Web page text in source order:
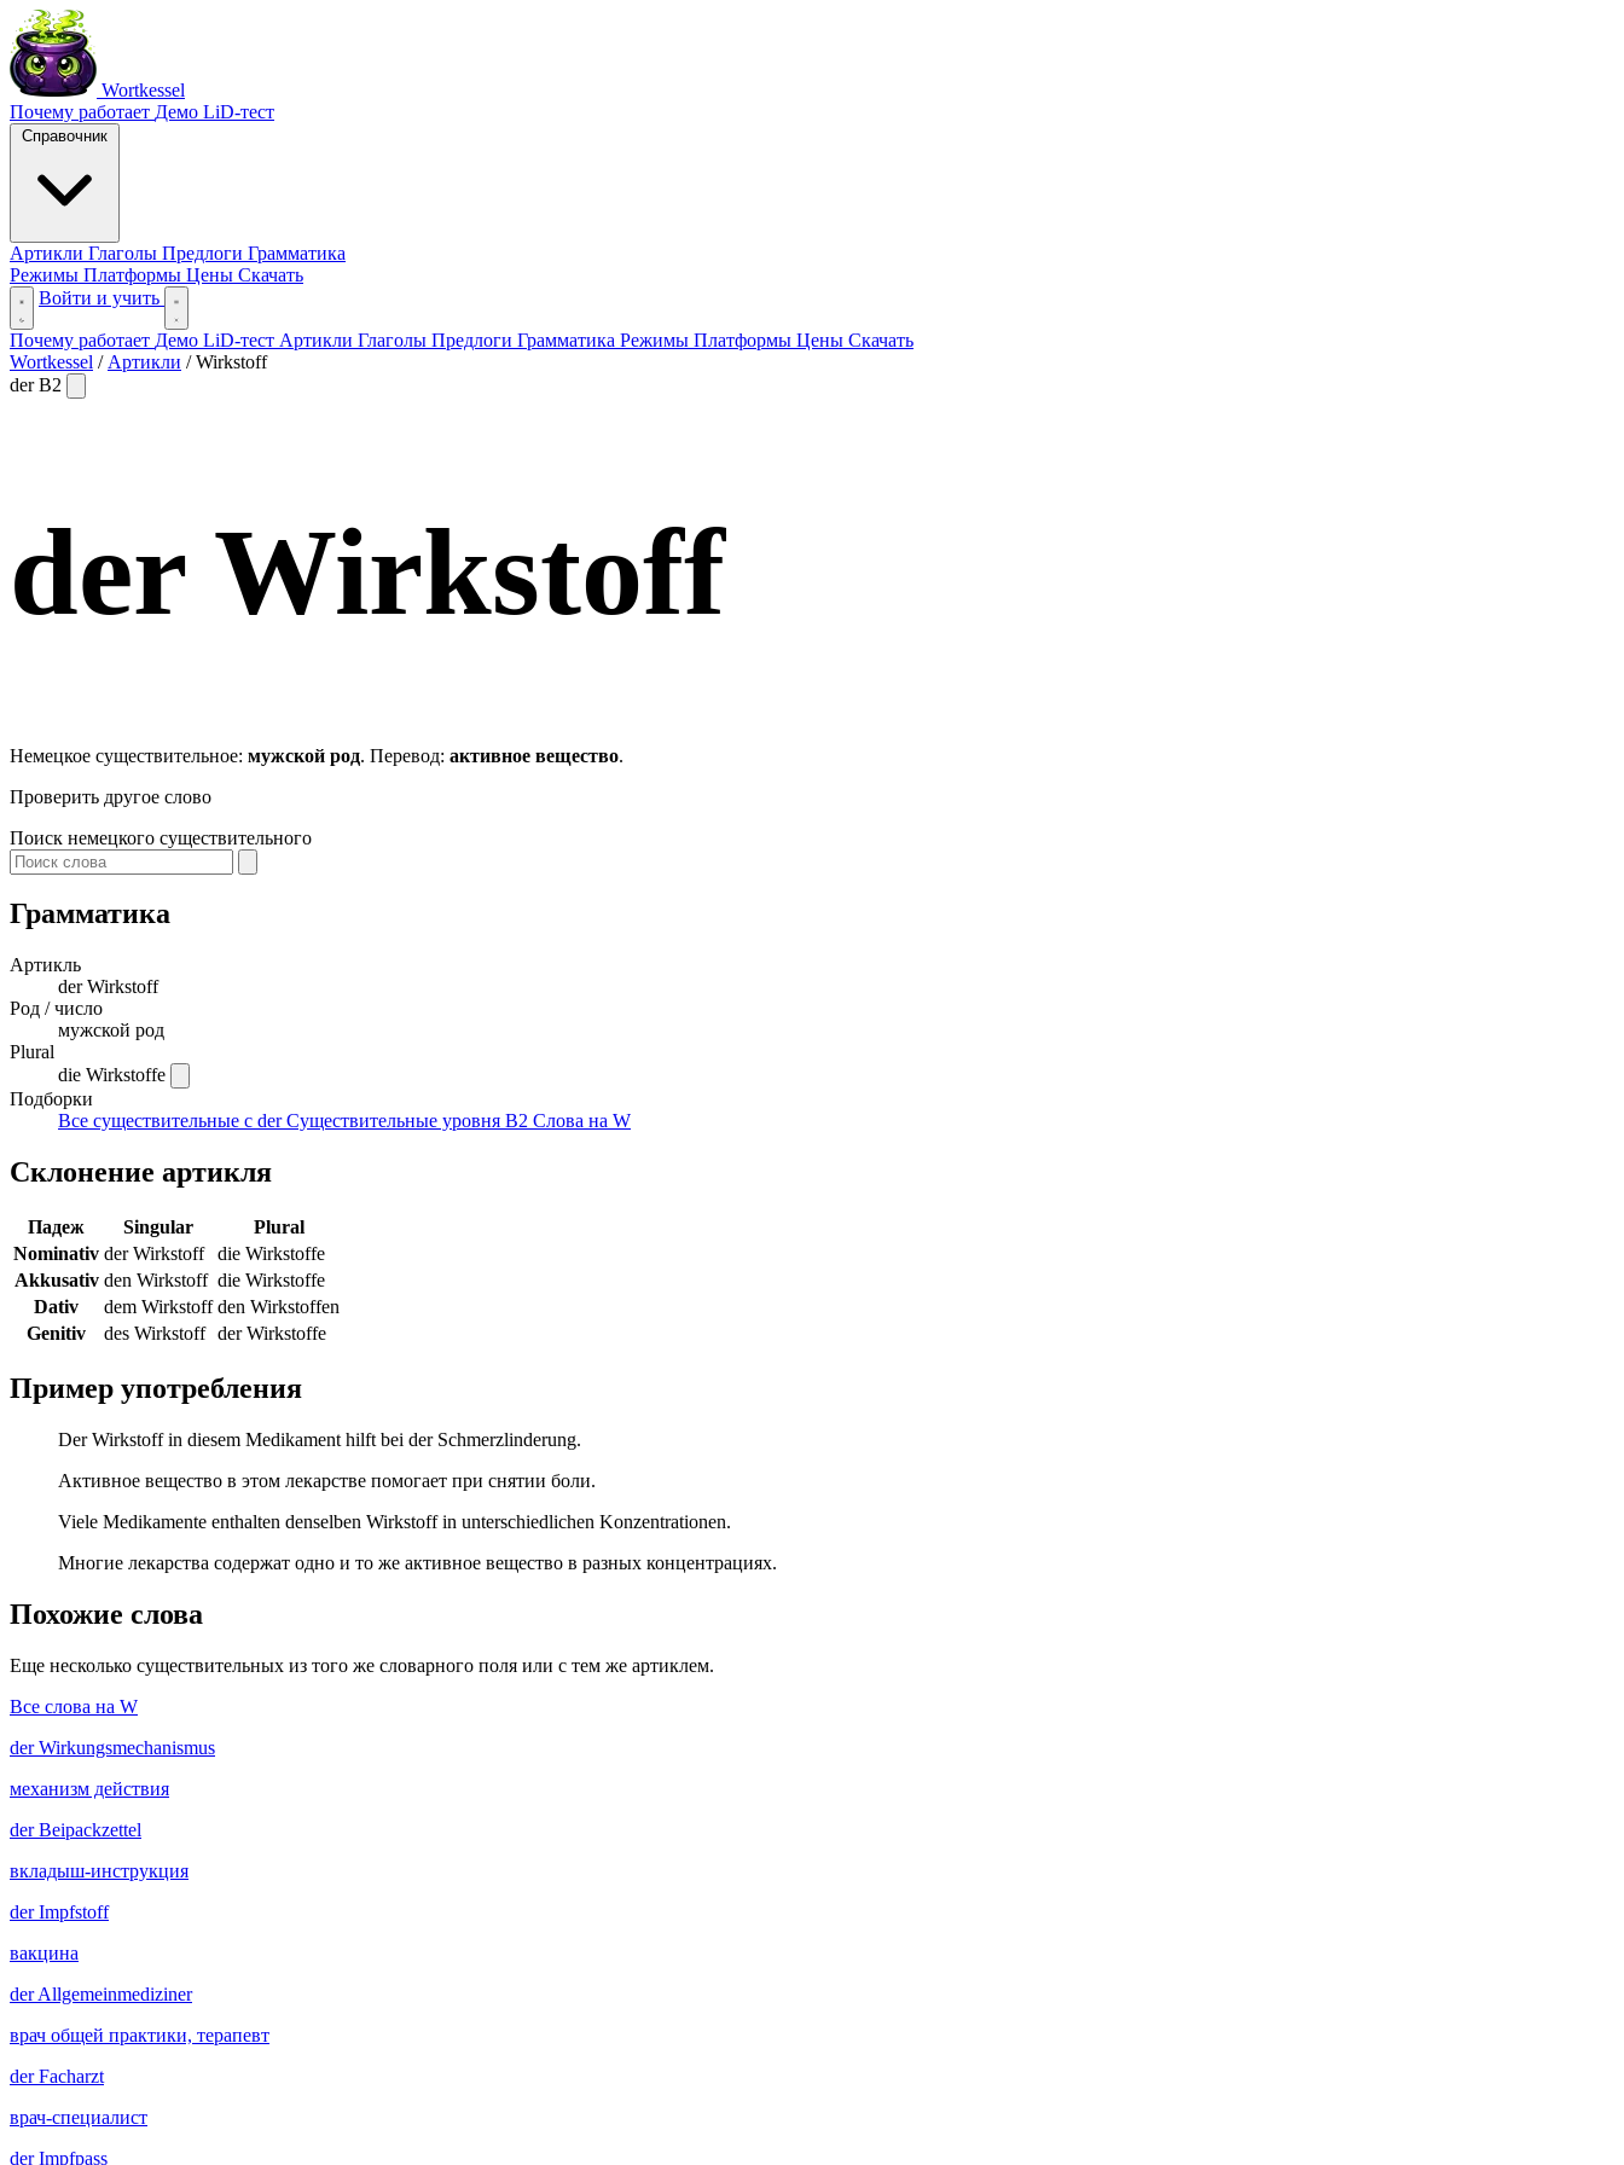
Wortkessel
Почему работает Демо LiD-тест
Справочник
Артикли Глаголы Предлоги Грамматика
Режимы Платформы Цены Скачать
Войти и учить
Почему работает Демо LiD-тест Артикли Глаголы Предлоги Грамматика Режимы Платформы Цены Скачать
Wortkessel / Артикли / Wirkstoff
derB2
der Wirkstoff
Немецкое существительное: мужской род. Перевод: активное вещество.
Проверить другое слово
Поиск немецкого существительного
Грамматика
Артикль
derWirkstoff
Род / число
мужской род
Plural
die Wirkstoffe
Подборки
Все существительные с derСуществительные уровня B2 Слова на W
Склонение артикля
Падеж Singular
Plural
Nominativ der Wirkstoff
die Wirkstoffe
Akkusativ den Wirkstoff die Wirkstoffe
Dativ
dem Wirkstoff den Wirkstoffen
Genitiv
des Wirkstoff der Wirkstoffe
Пример употребления
Der Wirkstoff in diesem Medikament hilft bei der Schmerzlinderung.
Активное вещество в этом лекарстве помогает при снятии боли.
Viele Medikamente enthalten denselben Wirkstoff in unterschiedlichen Konzentrationen.
Многие лекарства содержат одно и то же активное вещество в разных концентрациях.
Похожие слова
Еще несколько существительных из того же словарного поля или с тем же артиклем.
Все слова на W
derWirkungsmechanismus
механизм действия
derBeipackzettel
вкладыш-инструкция
derImpfstoff
вакцина
derAllgemeinmediziner
врач общей практики, терапевт
derFacharzt
врач-специалист
derImpfpass